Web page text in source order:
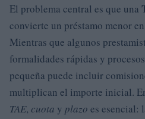
El problema central es que una
convierte un préstamo menor
Mientras que algunos
formalidades rápidas y
pequeña puede incluir
multiplican el importe inicial.
TAE, cuota y plazo es esencial: